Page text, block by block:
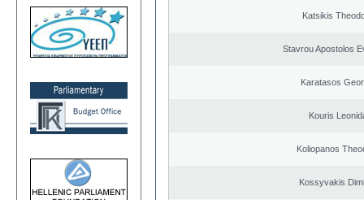
Katsikis
Stavrou Apostolos
Karatasos
Kouris
Koliopanos
Kossyvakis